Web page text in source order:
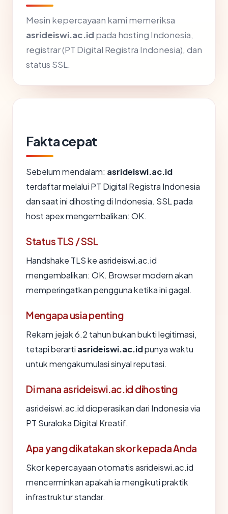
Mesin kepercayaan kami memeriksa
asrideiswi.ac.id pada hosting Indonesia,
registrar (PT Digital Registra Indonesia), dan
status SSL.
Fakta cepat
Sebelum mendalam: asrideiswi.ac.id
terdaftar melalui PT Digital Registra Indonesia
dan saat ini dihosting di Indonesia. SSL pada
host apex mengembalikan: OK.
Status TLS / SSL
Handshake TLS ke asrideiswi.ac.id
mengembalikan: OK. Browser modern akan
memperingatkan pengguna ketika ini gagal.
Mengapa usia penting
Rekam jejak 6.2 tahun bukan bukti legitimasi,
tetapi berarti asrideiswi.ac.idpunya waktu
untuk mengakumulasi sinyal reputasi.
Di mana asrideiswi.ac.id dihosting
asrideiswi.ac.id dioperasikan dari Indonesia via
PT Suraloka Digital Kreatif.
Apa yang dikatakan skor kepada Anda
Skor kepercayaan otomatis asrideiswi.ac.id
mencerminkan apakah ia mengikuti praktik
infrastruktur standar.